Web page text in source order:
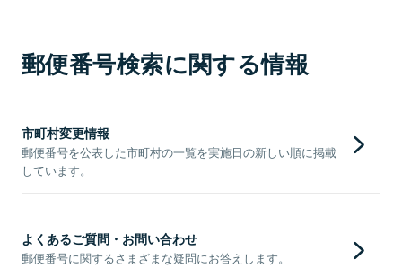
郵便番号検索に関する情報
市町村変更情報
郵便番号を公表した市町村の一覧を実施日の新しい順に掲載
しています。
よくあるご質問・お問い合わせ
郵便番号に関するさまざまな疑問にお答えします。